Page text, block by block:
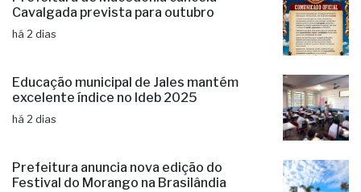
Cavalgada prevista para outubro
há 2 dias
Educação municipal de Jales mantém
excelente índice no Ideb 2025
há 2 dias
Prefeitura anuncia nova edição do
Festival do Morango na Brasilândia